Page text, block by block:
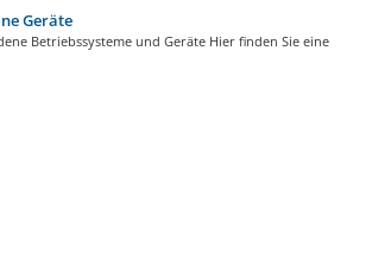
Geräte
Betriebssysteme und Geräte Hier finden Sie eine